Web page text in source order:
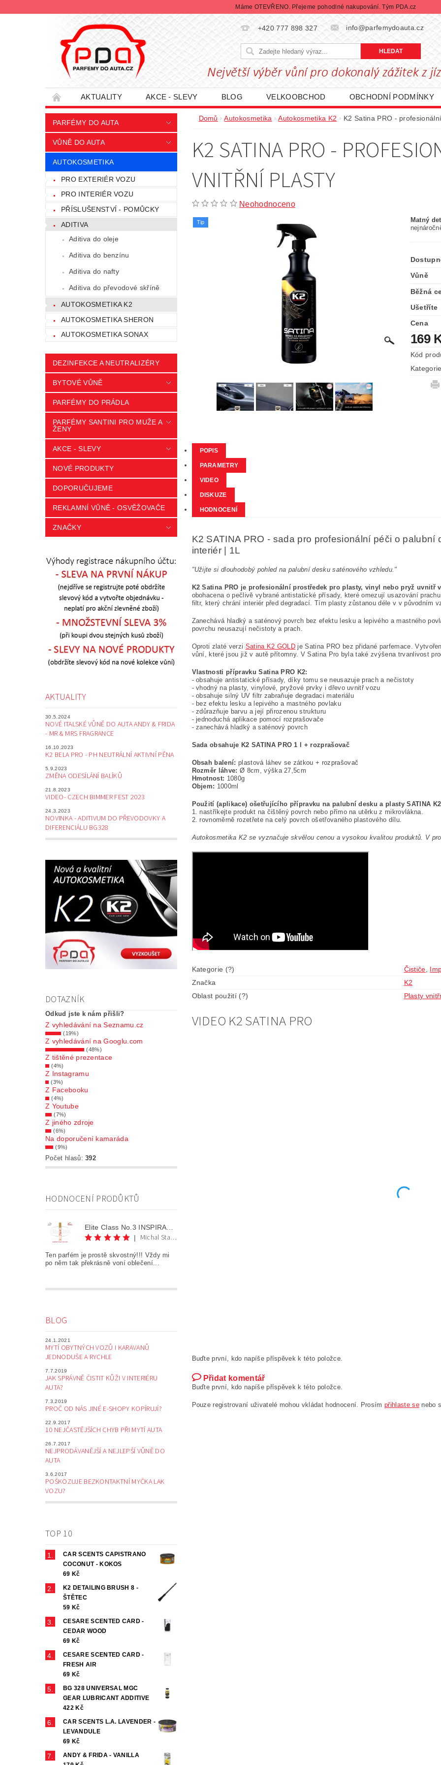
Máme OTEVŘENO. Přejeme pohodlné nakupování. Tým PDA.cz
+420 777 898 327 info@parfemydoauta.cz
AKTUALITY AKCE - SLEVY BLOG VELKOOBCHOD OBCHODNÍ PODMÍNKY
HODNOCENÍ OBCHODU PODMÍNKY OCHRANY OSOBNÍCH ÚDAJŮ REKLAMACE ZBOŽÍ
INFORMACE - SLEVOVÉ KUPÓNY
PARFÉMY DO AUTA
VŮNĚ DO AUTA
AUTOKOSMETIKA
PRO EXTERIÉR VOZU
PRO INTERIÉR VOZU
PŘÍSLUŠENSTVÍ - POMŮCKY
ADITIVA
Aditiva do oleje
Aditiva do benzínu
Aditiva do nafty
Aditiva do převodové skříně
AUTOKOSMETIKA K2
AUTOKOSMETIKA SHERON
AUTOKOSMETIKA SONAX
DEZINFEKCE A NEUTRALIZÉRY
BYTOVÉ VŮNĚ
PARFÉMY DO PRÁDLA
PARFÉMY SANTINI PRO MUŽE A
ŽENY
AKCE - SLEVY
NOVÉ PRODUKTY
DOPORUČUJEME
REKLAMNÍ VŮNĚ - OSVĚŽOVAČE
ZNAČKY
AKTUALITY
30.5.2024
NOVÉ ITALSKÉ VŮNĚ DO AUTA ANDY & FRIDA
- MR & MRS FRAGRANCE
16.10.2023
K2 BELA PRO - PH NEUTRÁLNÍ AKTIVNÍ PĚNA
5.9.2023
ZMĚNA ODESÍLÁNÍ BALÍKŮ
21.8.2023
VIDEO- CZECH BIMMER FEST 2023
24.3.2023
NOVINKA - ADITIVUM DO PŘEVODOVKY A
DIFERENCIÁLU BG328
DOTAZNÍK
Odkud jste k nám přišli?
Z vyhledávání na Seznamu.cz
(19%)
Z vyhledávání na Googlu.com
(48%)
Z tištěné prezentace
(4%)
Z Instagramu
(3%)
Z Facebooku
(4%)
Z Youtube
(7%)
Z jiného zdroje
(6%)
Na doporučení kamaráda
(9%)
Počet hlasů:392
HODNOCENÍ PRODŮKTŮ
Elite Class No.3 INSPIRATION FOR HER AKCE 1+1
|
Michal Staněk
Ten parfém je prostě skvostný!!! Vždy mi
po něm tak překrásně voní oblečení...
BLOG
24.1.2021
MYTÍ OBYTNÝCH VOZŮ I KARAVANŮ
JEDNODUŠE A RYCHLE
7.7.2019
JAK SPRÁVNĚ ČISTIT KŮŽI V INTERIÉRU
AUTA?
7.3.2019
PROČ OD NÁS JINÉ E-SHOPY KOPÍRUJÍ?
22.9.2017
10 NEJČASTĚJŠÍCH CHYB PŘI MYTÍ AUTA
26.7.2017
NEJPRODÁVANĚJŠÍ A NEJLEPŠÍ VŮNĚ DO
AUTA
3.6.2017
POŠKOZUJE BEZKONTAKTNÍ MYČKA LAK
VOZU?
TOP 10
CAR SCENTS CAPISTRANO
COCONUT - KOKOS
69 Kč
K2 DETAILING BRUSH 8 -
ŠTĚTEC
59 Kč
CESARE SCENTED CARD -
CEDAR WOOD
69 Kč
CESARE SCENTED CARD -
FRESH AIR
69 Kč
BG 328 UNIVERSAL MGC
GEAR LUBRICANT ADDITIVE
422 Kč
CAR SCENTS L.A. LAVENDER -
LEVANDULE
69 Kč
ANDY & FRIDA - VANILLA
Domů Autokosmetika Autokosmetika K2 K2 Satina PRO -
K2 SATINA PRO -
VNITŘNÍ PLASTY
Neohodnoceno
Tip Matný
Vůně
Běžná
Ušetříte
Cena
169
Kód
Kategorie
POPIS
PARAMETRY
VIDEO
DISKUZE
HODNOCENÍ
K2 SATINA PRO - sada pro profesionální péči o
interiér | 1L
"Užijte si dlouhodobý pohled na palubní desku saténového vzhledu."
K2 Satina PRO je profesionální prostředek pro plasty, vinyl nebo pryž uvnitř
obohacena o pečlivě vybrané antistatické přísady, které omezují usazování
filtr, který chrání interiér před degradací. Tím plasty zůstanou déle v v původním
Zanechává hladký a saténový povrch bez efektu lesku a lepivého a mastného
povrchu neusazují nečistoty a prach.
Oproti zlaté verzi Satina K2 GOLD je Satina PRO bez přidané parfemace.
vůní, které jsou již v autě přítomny. V Satina Pro byla také zvýšena trvanlivost
Vlastnosti přípravku Satina PRO K2:
- obsahuje antistatické přísady, díky tomu se neusazuje prach a nečistoty
- vhodný na plasty, vinylové, pryžové prvky i dřevo uvnitř vozu
- obsahuje silný UV filtr zabraňuje degradaci materiálu
- bez efektu lesku a lepivého a mastného povlaku
- zdůrazňuje barvu a její přirozenou strukturu
- jednoduchá aplikace pomocí rozprašovače
- zanechává hladký a saténový povrch
Sada obsahuje K2 SATINA PRO 1 l + rozprašovač
Obsah balení: plastová láhev se zátkou + rozprašovač
Rozměr láhve: Ø 8cm, výška 27,5cm
Hmotnost: 1080g
Objem: 1000ml
Použití (aplikace) ošetřujícího přípravku na palubní desku a plasty SATINA K2
1. nastříkejte produkt na čištěný povrch nebo přímo na utěrku z mikrovlákna.
2. rovnoměrně rozetřete na celý povrch ošetřovaného plastového dílu.
Autokosmetika K2 se vyznačuje skvělou cenou a vysokou kvalitou produktů. V
Kategorie (?) Čističe
Značka
K2
Oblast použití (?)
Plasty
VIDEO K2 SATINA PRO
Buďte první, kdo napíše příspěvek k této položce.
Přidat komentář
Buďte první, kdo napíše příspěvek k této položce.
Pouze registrovaní uživatelé mohou vkládat hodnocení. Prosímpřihlaste senebo